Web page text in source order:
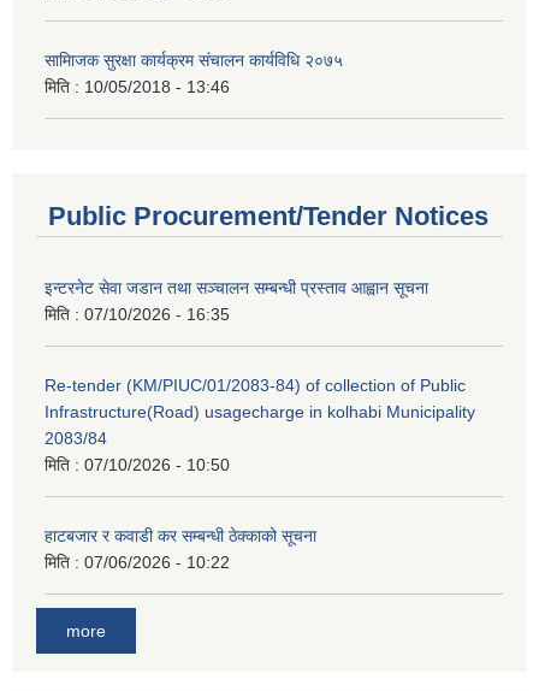
सामािजक सुरक्षा कार्यक्रम संचालन कार्यविधि २०७५
मिति : 10/05/2018 - 13:46
Public Procurement/Tender Notices
इन्टरनेट सेवा जडान तथा सञ्चालन सम्बन्धी प्रस्ताव आह्वान सूचना
मिति : 07/10/2026 - 16:35
Re-tender (KM/PIUC/01/2083-84) of collection of Public
Infrastructure(Road) usagecharge in kolhabi Municipality
2083/84
मिति : 07/10/2026 - 10:50
हाटबजार र कवाडी कर सम्बन्धी ठेक्काको सूचना
मिति : 07/06/2026 - 10:22
more